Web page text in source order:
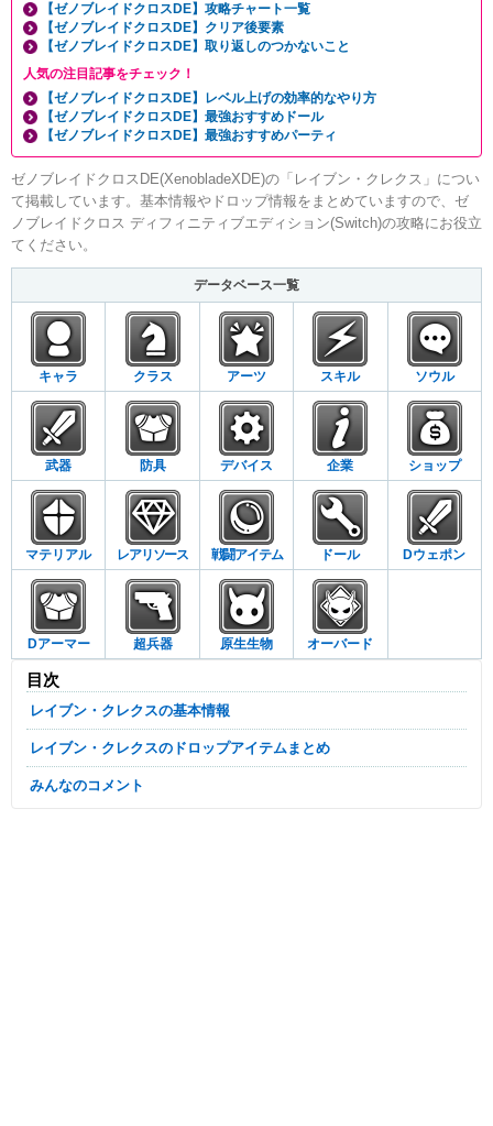
【ゼノブレイドクロスDE】攻略チャート一覧
【ゼノブレイドクロスDE】クリア後要素
【ゼノブレイドクロスDE】取り返しのつかないこと
人気の注目記事をチェック！
【ゼノブレイドクロスDE】レベル上げの効率的なやり方
【ゼノブレイドクロスDE】最強おすすめドール
【ゼノブレイドクロスDE】最強おすすめパーティ
ゼノブレイドクロスDE(XenobladeXDE)の「レイブン・クレクス」につい
て掲載しています。基本情報やドロップ情報をまとめていますので、ゼ
ノブレイドクロス ディフィニティブエディション(Switch)の攻略にお役立
てください。
データベース一覧
キャラ クラス アーツ スキル ソウル
武器 防具 デバイス 企業 ショップ
マテリアル レアリソース 戦闘アイテム ドール Dウェポン
Dアーマー 超兵器 原生生物 オーバード
目次
レイブン・クレクスの基本情報
レイブン・クレクスのドロップアイテムまとめ
みんなのコメント